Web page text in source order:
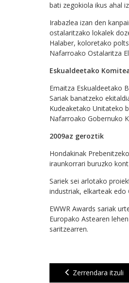
bati zegokiola ikus ahal
Irabazlea izan den
ostalaritzako lokalek
Halaber, koloretako
Nafarroako Ostalaritza
Eskualdeetako
Emaitza Eskualdeetako
Sariak banatzeko
Kudeaketako Unitateko
Nafarroako Gobernuko
2009az geroztik
Hondakinak
iraunkorrari buruzko
Sariek sei arlotako
industriak, elkarteak edo
EWWR Awards sariak
Europako Astearen
saritzearren.
Zerrendara itzuli